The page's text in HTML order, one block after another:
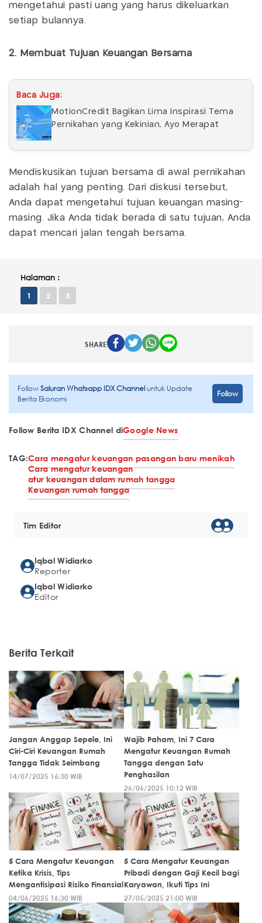
mengetahui pasti uang yang harus dikeluarkan
setiap bulannya.
2. Membuat Tujuan Keuangan Bersama
Baca Juga:
MotionCredit Bagikan Lima Inspirasi Tema
Pernikahan yang Kekinian, Ayo Merapat
Mendiskusikan tujuan bersama di awal pernikahan
adalah hal yang penting. Dari diskusi tersebut,
Anda dapat mengetahui tujuan keuangan masing-
masing. Jika Anda tidak berada di satu tujuan, Anda
dapat mencari jalan tengah bersama.
Halaman :
1 2 3
SHARE
FollowSaluran Whatsapp IDX Channeluntuk Update
Berita Ekonomi
Follow
Follow Berita IDX Channel diGoogle News
TAG:Cara mengatur keuangan pasangan baru menikah
Cara mengatur keuangan
atur keuangan dalam rumah tangga
Keuangan rumah tangga
Tim Editor
Iqbal Widiarko
Reporter
Iqbal Widiarko
Editor
Berita Terkait
Jangan Anggap Sepele, Ini
Ciri-Ciri Keuangan Rumah
Tangga Tidak Seimbang
14/07/2025 16:30 WIB
Wajib Paham, Ini 7 Cara
Mengatur Keuangan Rumah
Tangga dengan Satu
Penghasilan
26/06/2025 10:12 WIB
5 Cara Mengatur Keuangan
Ketika Krisis, Tips
Mengantisipasi Risiko Finansial
04/06/2025 16:30 WIB
5 Cara Mengatur Keuangan
Pribadi dengan Gaji Kecil bagi
Karyawan, Ikuti Tips Ini
27/05/2025 21:00 WIB